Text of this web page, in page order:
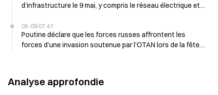
d’infrastructure le 9 mai, y compris le réseau électrique et
05-09 07:47
Poutine déclare que les forces russes affrontent les
forces d’une invasion soutenue par l’OTAN lors de la fête
Analyse approfondie